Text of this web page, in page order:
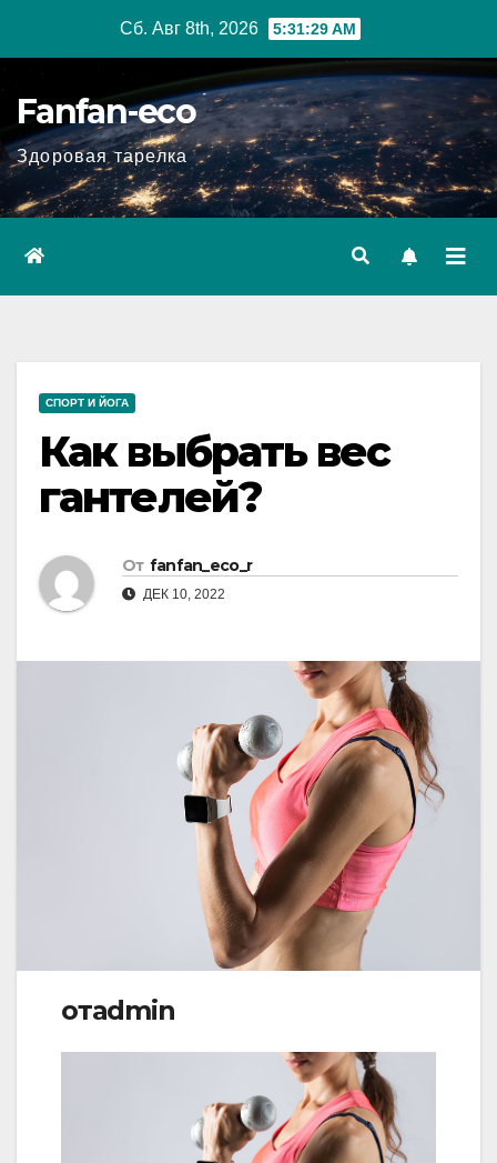
Сб. Авг 8th, 2026 5:31:30 AM
Fanfan-eco
Здоровая тарелка
СПОРТ И ЙОГА
Как выбрать вес
гантелей?
От fanfan_eco_r
ДЕК 10, 2022
отadmin